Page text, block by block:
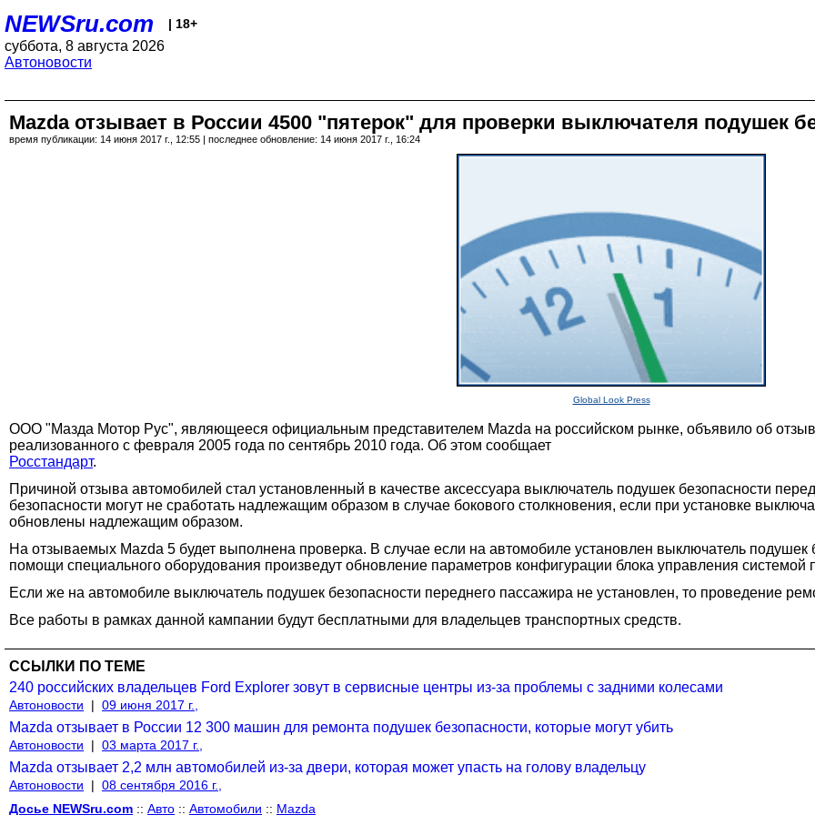
NEWSru.com | 18+
суббота, 8 августа 2026
Автоновости
Mazda отзывает в России 4500 "пятерок" для проверки выключателя подушек
время публикации: 14 июня 2017 г., 12:55 | последнее обновление: 14 июня 2017 г., 16:24
Global Look Press
ООО "Мазда Мотор Рус", являющееся официальным представителем Mazda на российском рынке, объявило об
реализованного с февраля 2005 года по сентябрь 2010 года. Об этом сообщает
Росстандарт.
Причиной отзыва автомобилей стал установленный в качестве аксессуара выключатель подушек безопасности
безопасности могут не сработать надлежащим образом в случае бокового столкновения, если при установке
обновлены надлежащим образом.
На отзываемых Mazda 5 будет выполнена проверка. В случае если на автомобиле установлен выключатель подушек
помощи специального оборудования произведут обновление параметров конфигурации блока управления системой
Если же на автомобиле выключатель подушек безопасности переднего пассажира не установлен, то проведение
Все работы в рамках данной кампании будут бесплатными для владельцев транспортных средств.
ССЫЛКИ ПО ТЕМЕ
240 российских владельцев Ford Explorer зовут в сервисные центры из-за проблемы с задними колесами
Автоновости | 09 июня 2017 г.,
Mazda отзывает в России 12 300 машин для ремонта подушек безопасности, которые могут убить
Автоновости | 03 марта 2017 г.,
Mazda отзывает 2,2 млн автомобилей из-за двери, которая может упасть на голову владельцу
Автоновости | 08 сентября 2016 г.,
Досье NEWSru.com :: Авто :: Автомобили :: Mazda